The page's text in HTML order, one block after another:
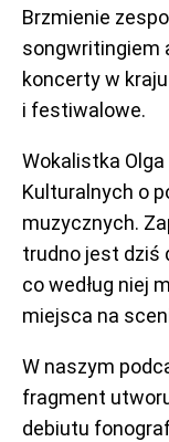
Brzmienie
songwritingiem
koncerty w
i festiwalowe.
Wokalistka
Kulturalnych o
muzycznych.
trudno jest dziś
co według niej
miejsca na
W naszym
fragment
debiutu